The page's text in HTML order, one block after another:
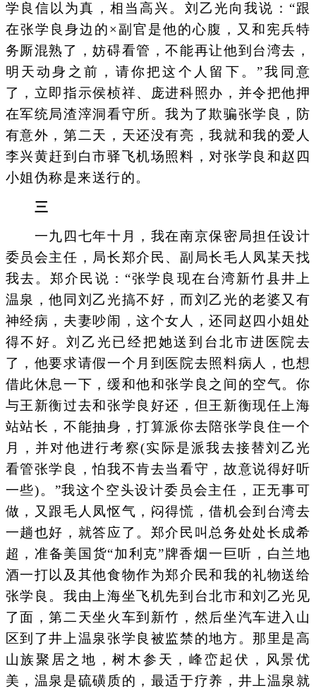
学良信以为真，相当高兴。刘乙光向我说：“跟
在张学良身边的×副官是他的心腹，又和宪兵特
务厮混熟了，妨碍看管，不能再让他到台湾去，
明天动身之前，请你把这个人留下。”我同意
了，立即指示侯桢祥、庞进科照办，并令把他押
在军统局渣滓洞看守所。我为了欺骗张学良，防
有意外，第二天，天还没有亮，我就和我的爱人
李兴黄赶到白市驿飞机场照料，对张学良和赵四
小姐伪称是来送行的。
三
一九四七年十月，我在南京保密局担任设计
委员会主任，局长郑介民、副局长毛人凤某天找
我去。郑介民说：“张学良现在台湾新竹县井上
温泉，他同刘乙光搞不好，而刘乙光的老婆又有
神经病，夫妻吵闹，这个女人，还同赵四小姐处
得不好。刘乙光已经把她送到台北市进医院去
了，他要求请假一个月到医院去照料病人，也想
借此休息一下，缓和他和张学良之间的空气。你
与王新衡过去和张学良好还，但王新衡现任上海
站站长，不能抽身，打算派你去陪张学良住一个
月，并对他进行考察(实际是派我去接替刘乙光
看管张学良，怕我不肯去当看守，故意说得好听
一些)。”我这个空头设计委员会主任，正无事可
做，又跟毛人凤怄气，闷得慌，借机会到台湾去
一趟也好，就答应了。郑介民叫总务处处长成希
超，准备美国货“加利克”牌香烟一巨听，白兰地
酒一打以及其他食物作为郑介民和我的礼物送给
张学良。我由上海坐飞机先到台北市和刘乙光见
了面，第二天坐火车到新竹，然后坐汽车进入山
区到了井上温泉张学良被监禁的地方。那里是高
山族聚居之地，树木参天，峰峦起伏，风景优
美，温泉是硫磺质的，最适于疗养，井上温泉就